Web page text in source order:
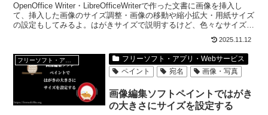
OpenOffice Writer・LibreOfficeWriterで作った文書に画像を挿入し
て、挿入した画像のサイズ調整・画像の移動や縮小拡大・用紙サイズ
の設定もしてみるよ。はがきサイズで説明するけど、色々なサイズの
2025.11.12
フリーソフト・アプリ・Webサービス
ペイント
宛名 画像・写真
画像編集ソフトペイントではがき
の大きさにサイズを設定する